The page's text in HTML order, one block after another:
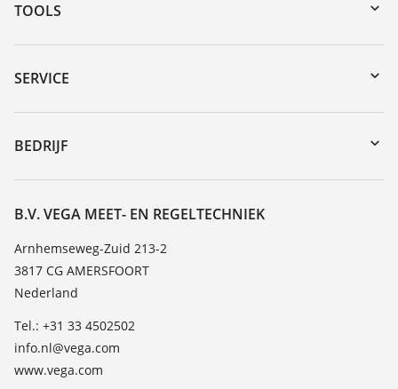
TOOLS
myVEGA
Downloads
DTM Collection/PACTware
SERVICE
Reparatieformulier instrument
Seminars
Bestendigheidslijst
TeamViewer
BEDRIJF
Vacature
Over VEGA
Contact
Nieuws
Blog
B.V. VEGA MEET- EN REGELTECHNIEK
Arnhemseweg-Zuid 213-2
3817 CG AMERSFOORT
Nederland
Tel.: +31 33 4502502
info.nl@vega.com
www.vega.com